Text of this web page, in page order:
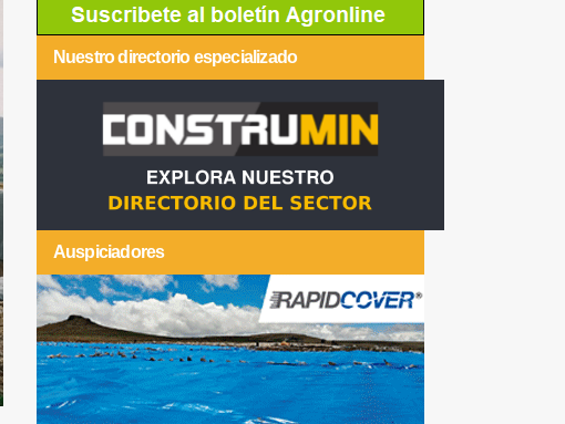
Nuestro directorio especializado
Auspiciadores